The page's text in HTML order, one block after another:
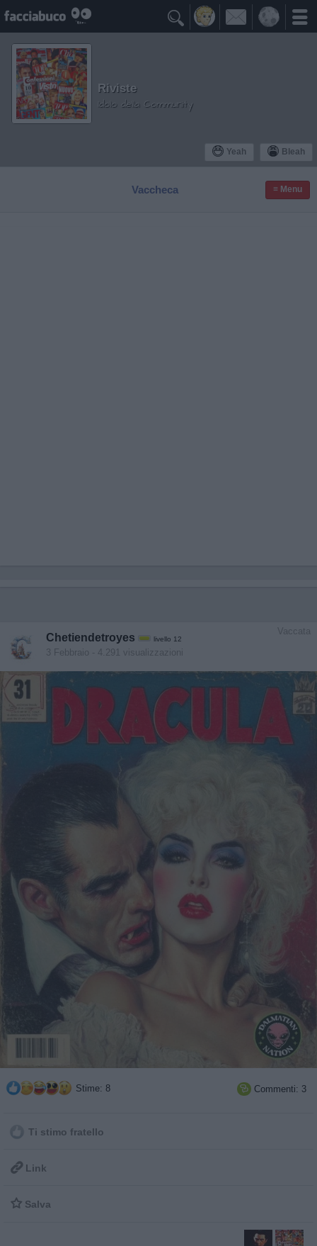

Yeah Bleah
Riviste
Idolo della Community
Vaccheca ≡ Menu
Vaccata
Chetiendetroyes livello 12
3 Febbraio - 4.291 visualizzazioni
Stime: 8  Commenti: 3
Ti stimo fratello
 Link
 Salva